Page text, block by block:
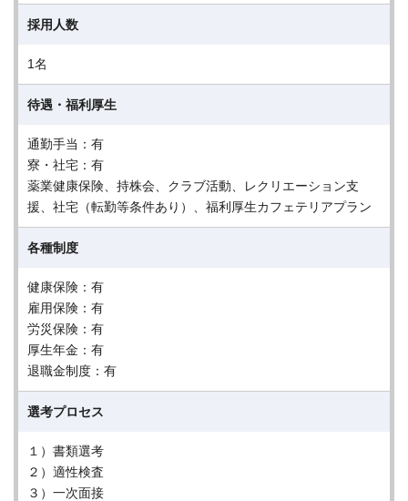
採用人数
1名
待遇・福利厚生
通勤手当：有
寮・社宅：有
薬業健康保険、持株会、クラブ活動、レクリエーション支
援、社宅（転勤等条件あり）、福利厚生カフェテリアプラン
各種制度
健康保険：有
雇用保険：有
労災保険：有
厚生年金：有
退職金制度：有
選考プロセス
１）書類選考
２）適性検査
３）一次面接